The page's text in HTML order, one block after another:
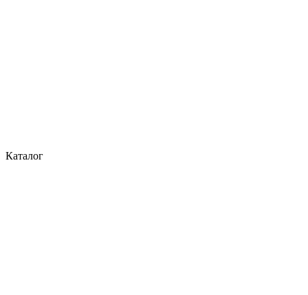
Каталог